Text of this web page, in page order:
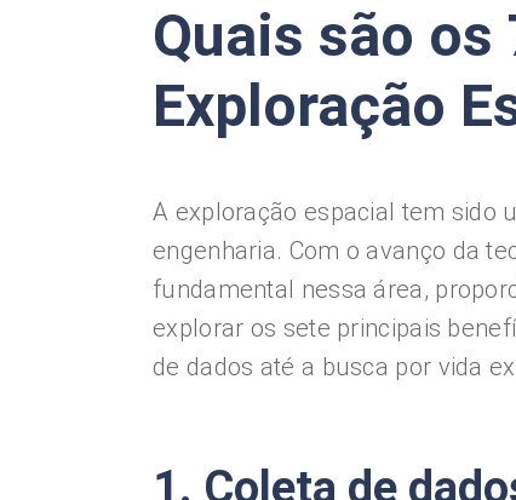
Quais são
Exploração
A exploração espacial tem sido
engenharia. Com o avanço da
fundamental nessa área,
explorar os sete principais
de dados até a busca por vida
1. Coleta de